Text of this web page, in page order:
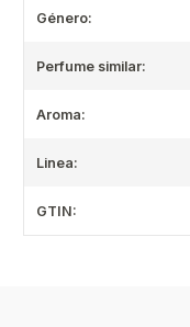
Género:
Perfume similar:
Aroma:
Linea:
GTIN: